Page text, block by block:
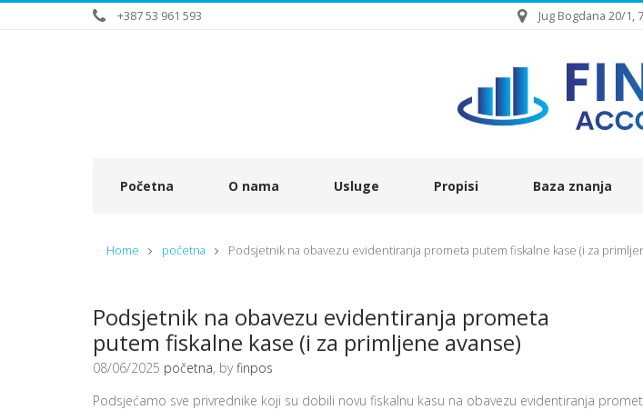
+387 53 961 593 Jug Bogdana 20/1,
Početna O nama Usluge Propisi Baza znanja
Home početna Podsjetnik na obavezu evidentiranja prometa putem fiskalne kase (i za
Podsjetnik na obavezu evidentiranja prometa
putem fiskalne kase (i za primljene avanse)
08/06/2025 početna, byfinpos
Podsjećamo sve privrednike koji su dobili novu fiskalnu kasu na obavezu evidentiranja